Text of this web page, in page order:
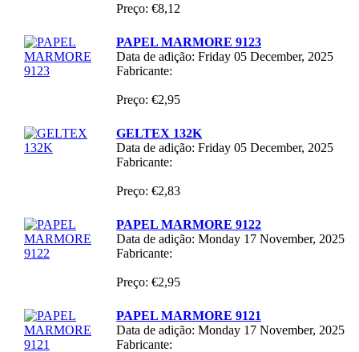
Preço: €8,12
PAPEL MARMORE 9123
Data de adição: Friday 05 December, 2025
Fabricante:
Preço: €2,95
GELTEX 132K
Data de adição: Friday 05 December, 2025
Fabricante:
Preço: €2,83
PAPEL MARMORE 9122
Data de adição: Monday 17 November, 2025
Fabricante:
Preço: €2,95
PAPEL MARMORE 9121
Data de adição: Monday 17 November, 2025
Fabricante: